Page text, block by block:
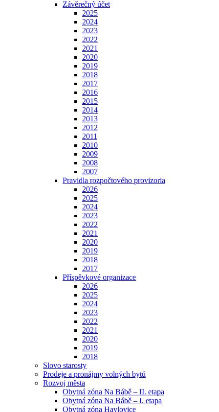
Závěrečný účet
2025
2024
2023
2022
2021
2020
2019
2018
2017
2016
2015
2014
2013
2012
2011
2010
2009
2008
2007
Pravidla rozpočtového provizoria
2026
2025
2024
2023
2022
2021
2020
2019
2018
2017
Příspěvkové organizace
2026
2025
2024
2023
2022
2021
2020
2019
2018
Slovo starosty
Prodeje a pronájmy volných bytů
Rozvoj města
Obytná zóna Na Bábě – II. etapa
Obytná zóna Na Bábě – I. etapa
Obytná zóna Havlovice